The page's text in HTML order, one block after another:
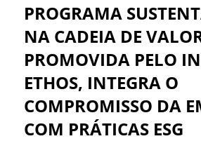
PROGRAMA
NA CADEIA DE
PROMOVIDA PELO
ETHOS, INTEGRA O
COMPROMISSO DA
COM PRÁTICAS ESG